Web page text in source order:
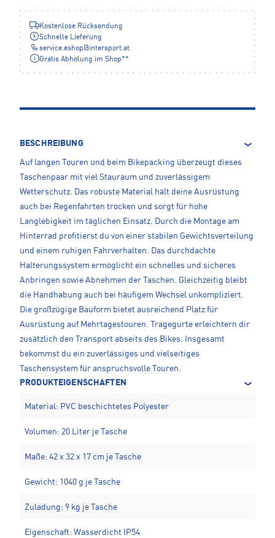
Kostenlose Rücksendung
Schnelle Lieferung
service.eshop@ intersport.at
Gratis Abholung im Shop**
BESCHREIBUNG
Auf langen Touren und beim Bikepacking überzeugt dieses
Taschenpaar mit viel Stauraum und zuverlässigem
Wetterschutz. Das robuste Material hält deine Ausrüstung
auch bei Regenfahrten trocken und sorgt für hohe
Langlebigkeit im täglichen Einsatz. Durch die Montage am
Hinterrad profitierst du von einer stabilen Gewichtsverteilung
und einem ruhigen Fahrverhalten. Das durchdachte
Halterungssystem ermöglicht ein schnelles und sicheres
Anbringen sowie Abnehmen der Taschen. Gleichzeitig bleibt
die Handhabung auch bei häufigem Wechsel unkompliziert.
Die großzügige Bauform bietet ausreichend Platz für
Ausrüstung auf Mehrtagestouren. Tragegurte erleichtern dir
zusätzlich den Transport abseits des Bikes. Insgesamt
bekommst du ein zuverlässiges und vielseitiges
Taschensystem für anspruchsvolle Touren.
PRODUKTEIGENSCHAFTEN
Material: PVC beschichtetes Polyester
Volumen: 20 Liter je Tasche
Maße: 42 x 32 x 17 cm je Tasche
Gewicht: 1040 g je Tasche
Zuladung: 9 kg je Tasche
Eigenschaft: Wasserdicht IP54